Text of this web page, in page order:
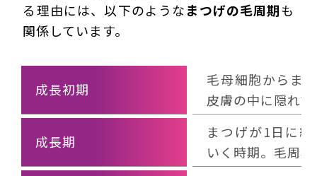
る理由には、以下のようなまつげの毛周期も
関係しています。
成長初期
毛母細胞からま
皮膚の中に隠れ
成長期
まつげが1日に
いく時期。毛周